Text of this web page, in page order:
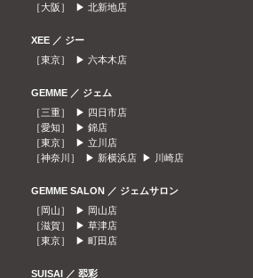
［大阪］ ▶ 北新地店
XEE ／ ジー
［東京］ ▶ 六本木店
GEMME ／ ジェム
［三重］ ▶ 四日市店
［愛知］ ▶ 錦店
［東京］ ▶ 立川店
［神奈川］ ▶ 新横浜店 ▶ 川崎店
GEMME SALON ／ ジェムサロン
［岡山］ ▶ 岡山店
［滋賀］ ▶ 草津店
［東京］ ▶ 町田店
SUISAI ／ 翆彩